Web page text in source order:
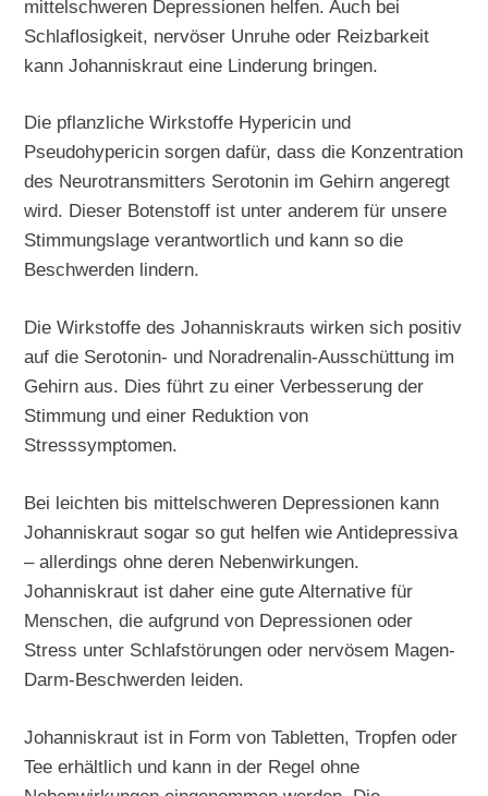
mittelschweren Depressionen helfen. Auch bei
Schlaflosigkeit, nervöser Unruhe oder Reizbarkeit
kann Johanniskraut eine Linderung bringen.
Die pflanzliche Wirkstoffe Hypericin und
Pseudohypericin sorgen dafür, dass die Konzentration
des Neurotransmitters Serotonin im Gehirn angeregt
wird. Dieser Botenstoff ist unter anderem für unsere
Stimmungslage verantwortlich und kann so die
Beschwerden lindern.
Die Wirkstoffe des Johanniskrauts wirken sich positiv
auf die Serotonin- und Noradrenalin-Ausschüttung im
Gehirn aus. Dies führt zu einer Verbesserung der
Stimmung und einer Reduktion von
Stresssymptomen.
Bei leichten bis mittelschweren Depressionen kann
Johanniskraut sogar so gut helfen wie Antidepressiva
– allerdings ohne deren Nebenwirkungen.
Johanniskraut ist daher eine gute Alternative für
Menschen, die aufgrund von Depressionen oder
Stress unter Schlafstörungen oder nervösem Magen-
Darm-Beschwerden leiden.
Johanniskraut ist in Form von Tabletten, Tropfen oder
Tee erhältlich und kann in der Regel ohne